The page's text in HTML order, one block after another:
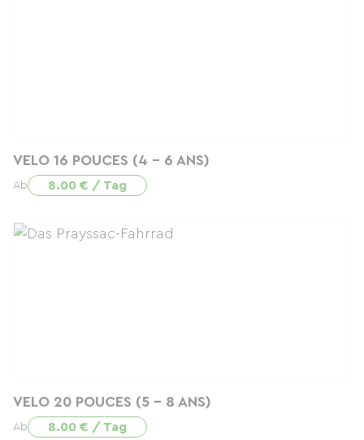
VELO 16 POUCES (4 - 6 ANS)
Ab 8.00 € / Tag
VELO 20 POUCES (5 - 8 ANS)
Ab 8.00 € / Tag